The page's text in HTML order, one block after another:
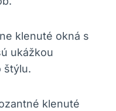
klenuté⁣ okná‌ s
ukážkou
štýlu.
klenuté